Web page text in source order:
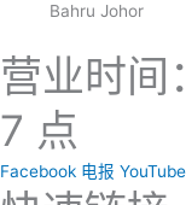
Bahru Johor
营业时间
7 点
Facebook 电报 YouTube